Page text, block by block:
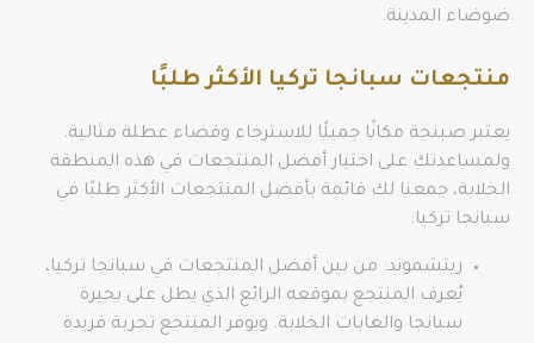
ضوضاء المدينة.
منتجعات سبانجا تركيا الأكثر طلبًا
يعتبر صبنجة مكانًا جميلًا للاسترخاء وقضاء عطلة مثالية.
ولمساعدتك على اختيار أفضل المنتجعات في هذه المنطقة
الخلابة، جمعنا لك قائمة بأفضل المنتجعات الأكثر طلبًا في
سبانجا تركيا:
ريتشموند: من بين أفضل المنتجعات في سبانجا تركيا،
يُعرف المنتجع بموقعه الرائع الذي يطل على بحيرة
سبانجا والغابات الخلابة. ويوفر المنتجع تجربة فريدة